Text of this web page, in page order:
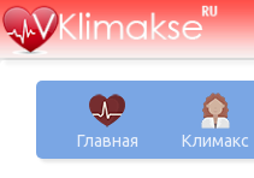
Главная Климакс